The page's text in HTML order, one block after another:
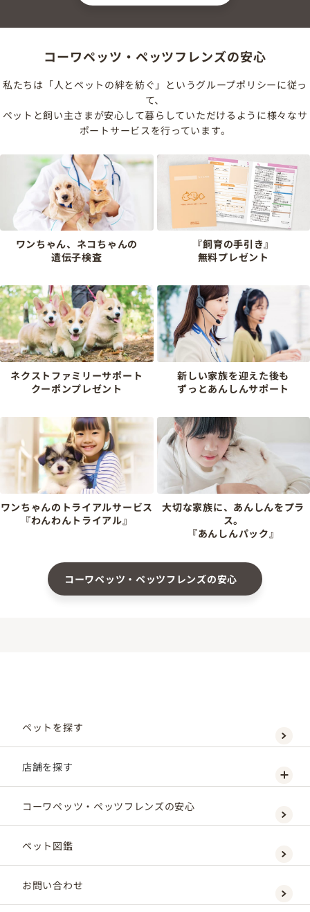
コーワペッツ・ペッツフレンズの安心
私たちは「人とペットの絆を紡ぐ」というグループポリシーに従っ
て、
ペットと飼い主さまが安心して暮らしていただけるように様々なサ
ポートサービスを行っています。
ワンちゃん、ネコちゃんの
遺伝子検査
『飼育の手引き』
無料プレゼント
ネクストファミリーサポート
クーポンプレゼント
新しい家族を迎えた後も
ずっとあんしんサポート
ワンちゃんのトライアルサービス
『わんわんトライアル』
大切な家族に、あんしんをプラ
ス。
『あんしんパック』
コーワペッツ・ペッツフレンズの安心
ペットを探す
店舗を探す
コーワペッツ・ペッツフレンズの安心
ペット図鑑
お問い合わせ